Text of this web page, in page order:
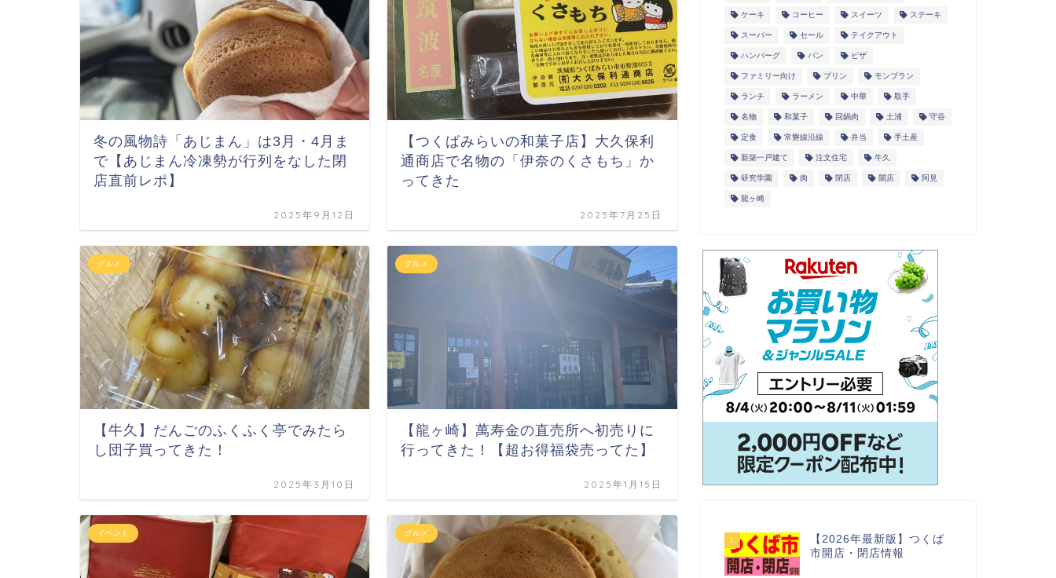
冬の風物詩「あじまん」は3月・4月ま
で【あじまん冷凍勢が行列をなした閉
店直前レポ】
2025年9月12日
【つくばみらいの和菓子店】大久保利
通商店で名物の「伊奈のくさもち」か
ってきた
2025年7月25日
グルメ
【牛久】だんごのふくふく亭でみたら
し団子買ってきた！
2025年3月10日
グルメ
【龍ヶ崎】萬寿金の直売所へ初売りに
行ってきた！【超お得福袋売ってた】
2025年1月15日
イベント グルメ
ケーキ コーヒー スイーツ ステーキ
スーパー セール テイクアウト
ハンバーグ パン ピザ
ファミリー向け プリン モンブラン
ランチ ラーメン 中華 取手
名物 和菓子 回鍋肉 土浦 守谷
定食 常磐線沿線 弁当 手土産
新築一戸建て 注文住宅 牛久
研究学園 肉 閉店 開店 阿見
龍ヶ崎
1
【2026年最新版】つくば
市開店・閉店情報